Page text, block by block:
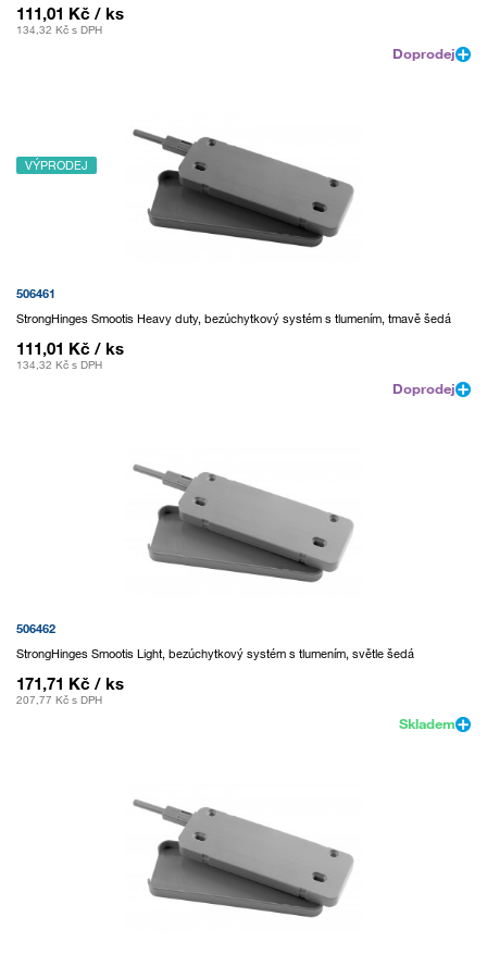
111,01 Kč / ks
134,32 Kč s DPH
Doprodej
VÝPRODEJ
506461
StrongHinges Smootis Heavy duty, bezúchytkový systém s tlumením, tmavě šedá
111,01 Kč / ks
134,32 Kč s DPH
Doprodej
506462
StrongHinges Smootis Light, bezúchytkový systém s tlumením, světle šedá
171,71 Kč / ks
207,77 Kč s DPH
Skladem